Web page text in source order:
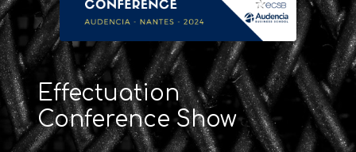
Effectuation
Conference Show